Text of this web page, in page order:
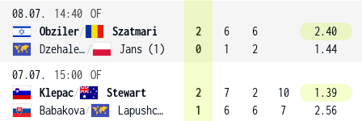
08.07.
14:40 OF
Obziler/
Szatmari
Dzehalevich / Jans (1)
2
0
6
1
6
2
2.40
1.44
07.07.
15:00 OF
Klepac/
Stewart
Babakova/ Lapushchenkova
2
1
7
6
2
6
10
7
1.39
2.56